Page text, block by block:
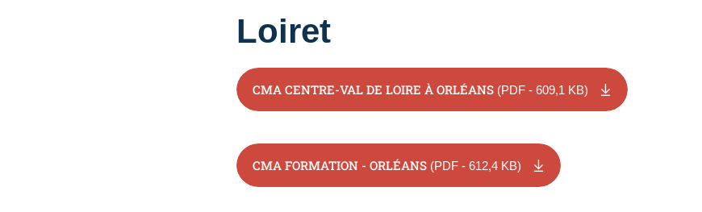
Loiret
CMA CENTRE-VAL DE LOIRE À ORLÉANS (PDF - 609,1 KB)
CMA FORMATION - ORLÉANS (PDF - 612,4 KB)